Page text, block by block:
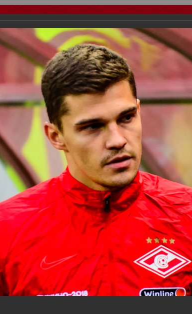
Видео Фанату Стадионы О футболе
>ФК Спартак> Сезон 2019/2020>Локомотив -
посетители нашего сайта!
напочтумы обязательно разместим их в этом